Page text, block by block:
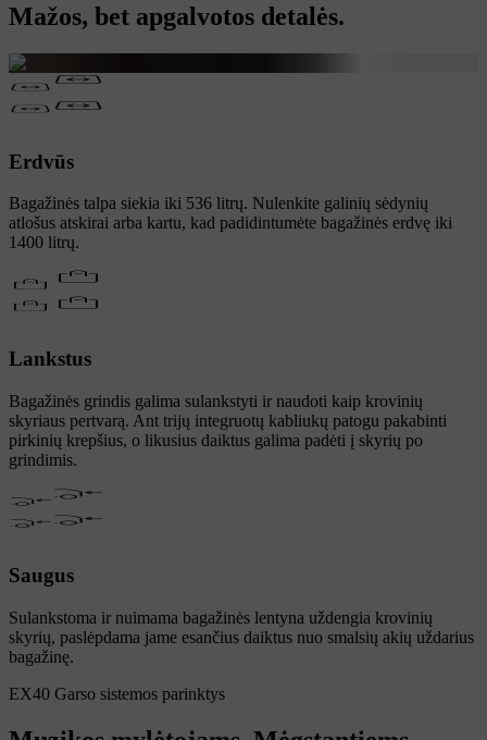
Mažos, bet apgalvotos detalės.
Erdvūs
Bagažinės talpa siekia iki 536 litrų. Nulenkite galinių sėdynių
atlošus atskirai arba kartu, kad padidintumėte bagažinės erdvę iki
1400 litrų.
Lankstus
Bagažinės grindis galima sulankstyti ir naudoti kaip krovinių
skyriaus pertvarą. Ant trijų integruotų kabliukų patogu pakabinti
pirkinių krepšius, o likusius daiktus galima padėti į skyrių po
grindimis.
Saugus
Sulankstoma ir nuimama bagažinės lentyna uždengia krovinių
skyrių, paslėpdama jame esančius daiktus nuo smalsių akių uždarius
bagažinę.
EX40 Garso sistemos parinktys